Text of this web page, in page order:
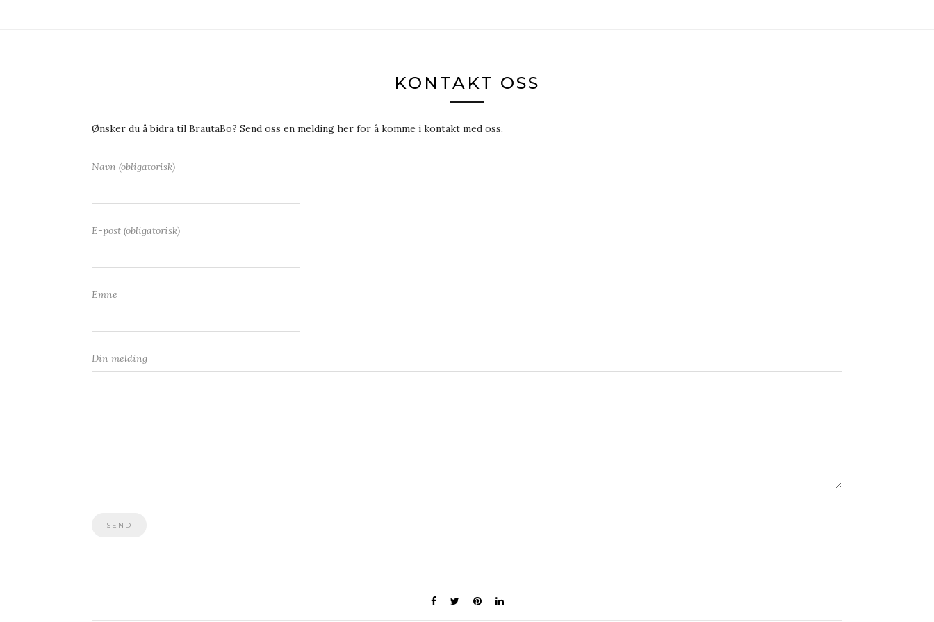
KONTAKT OSS
Ønsker du å bidra til BrautaBo? Send oss en melding her for å komme i kontakt med oss.
Navn (obligatorisk)
E-post (obligatorisk)
Emne
Din melding